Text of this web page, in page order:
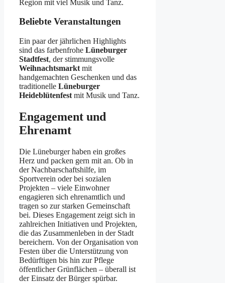
Region mit viel Musik und Tanz.
Beliebte Veranstaltungen
Ein paar der jährlichen Highlights
sind das farbenfrohe Lüneburger
Stadtfest, der stimmungsvolle
Weihnachtsmarkt mit
handgemachten Geschenken und das
traditionelle Lüneburger
Heideblütenfest mit Musik und Tanz.
Engagement und
Ehrenamt
Die Lüneburger haben ein großes
Herz und packen gern mit an. Ob in
der Nachbarschaftshilfe, im
Sportverein oder bei sozialen
Projekten – viele Einwohner
engagieren sich ehrenamtlich und
tragen so zur starken Gemeinschaft
bei. Dieses Engagement zeigt sich in
zahlreichen Initiativen und Projekten,
die das Zusammenleben in der Stadt
bereichern. Von der Organisation von
Festen über die Unterstützung von
Bedürftigen bis hin zur Pflege
öffentlicher Grünflächen – überall ist
der Einsatz der Bürger spürbar.